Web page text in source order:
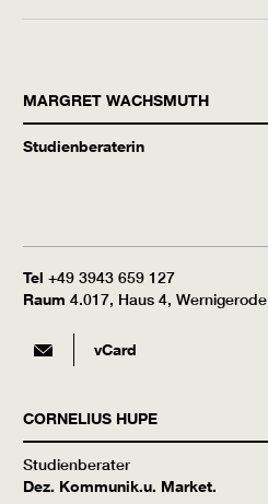
MARGRET WACHSMUTH
Studienberaterin
Tel +49 3943 659 127
Raum 4.017, Haus 4, Wernigerode
vCard
CORNELIUS HUPE
Studienberater
Dez. Kommunik.u. Market.